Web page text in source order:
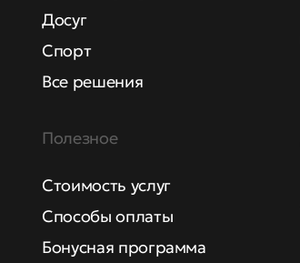
Досуг
Спорт
Все решения
Полезное
Стоимость услуг
Способы оплаты
Бонусная программа